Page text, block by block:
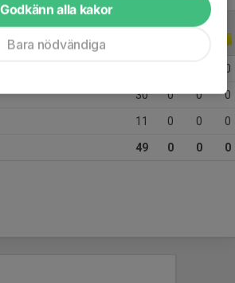
ÅR
0
30 0 0 0
11 0 0 0
49 0 0 0
Godkänn alla kakor
Bara nödvändiga